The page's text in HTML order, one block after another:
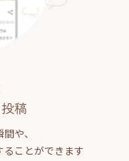
稿
や、
ることができます